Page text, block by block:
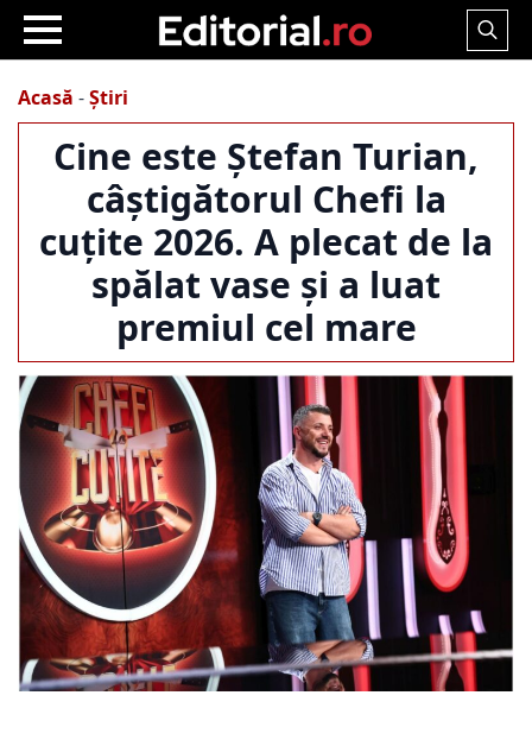
Search
Acasă -Știri
Cine este Ștefan Turian,
câștigătorul Chefi la
cuțite 2026. A plecat de la
spălat vase și a luat
premiul cel mare